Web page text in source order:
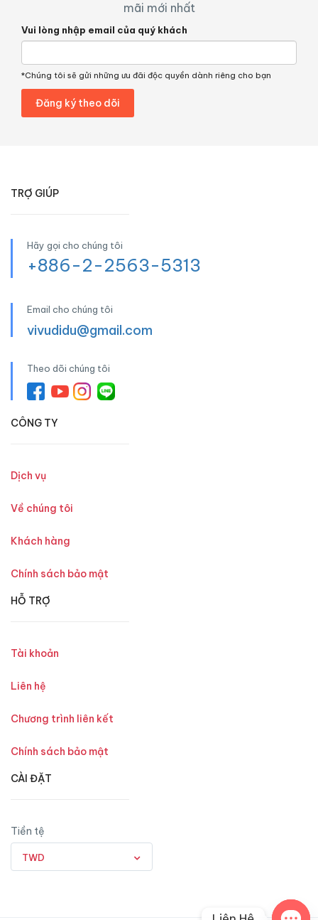
mãi mới nhất
Vui lòng nhập email của quý khách
*Chúng tôi sẽ gửi những ưu đãi độc quyền dành riêng cho bạn
TRỢ GIÚP
Hãy gọi cho chúng tôi
+886-2-2563-5313
Email cho chúng tôi
vivudidu@gmail.com
Theo dõi chúng tôi
CÔNG TY
Dịch vụ
Về chúng tôi
Khách hàng
Chính sách bảo mật
HỖ TRỢ
Tài khoản
Liên hệ
Chương trình liên kết
Chính sách bảo mật
CÀI ĐẶT
Tiền tệ
TWD